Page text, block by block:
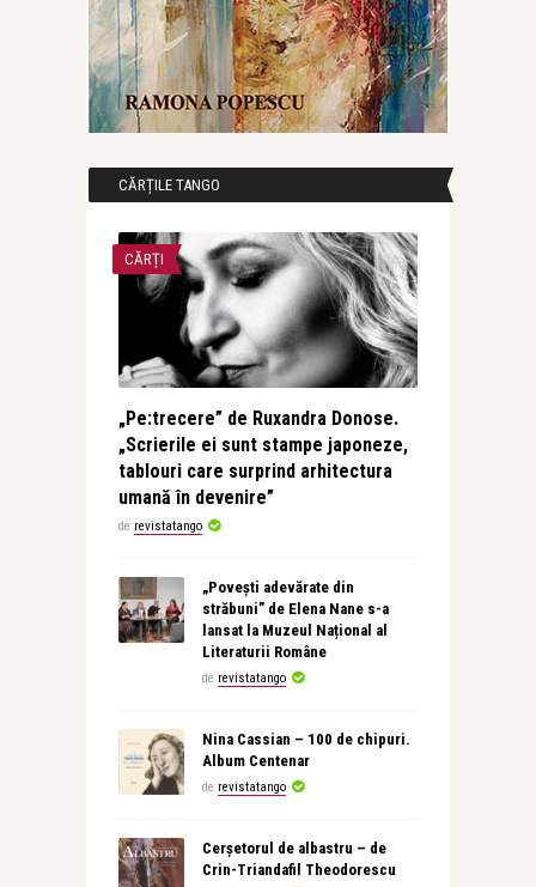
CĂRȚILE TANGO
CĂRȚI
„Pe:trecere” de Ruxandra Donose.
„Scrierile ei sunt stampe japoneze,
tablouri care surprind arhitectura
umană în devenire”
de revistatango
„Povești adevărate din
străbuni” de Elena Nane s-a
lansat la Muzeul Național al
Literaturii Române
de revistatango
Nina Cassian – 100 de chipuri.
Album Centenar
de revistatango
Cerșetorul de albastru – de
Crin-Triandafil Theodorescu